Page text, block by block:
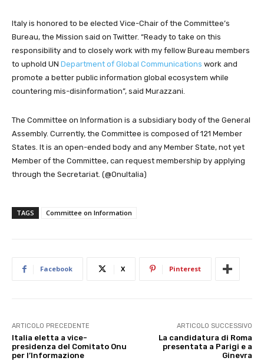
Italy is honored to be elected Vice-Chair of the Committee’s
Bureau, the Mission said on Twitter. “Ready to take on this
responsibility and to closely work with my fellow Bureau members
to uphold UN Department of Global Communications work and
promote a better public information global ecosystem while
countering mis-disinformation”, said Murazzani.
The Committee on Information is a subsidiary body of the General
Assembly. Currently, the Committee is composed of 121 Member
States. It is an open-ended body and any Member State, not yet
Member of the Committee, can request membership by applying
through the Secretariat. (@OnuItalia)
TAGS Committee on Information
Facebook X Pinterest
ARTICOLO PRECEDENTE
Italia eletta a vice-
presidenza del Comitato Onu
per l’Informazione
ARTICOLO SUCCESSIVO
La candidatura di Roma
presentata a Parigi e a
Ginevra